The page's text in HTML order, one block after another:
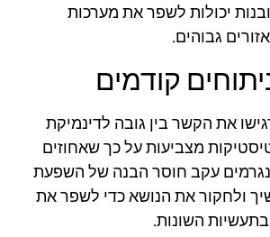
יכולות לשפר את מערכות
גבוהים.
קודמים
את הקשר בין גובה לדינמיקת
מצביעות על כך שאחוזים
עקב חוסר הבנה של השפעת
ולחקור את הנושא כדי לשפר את
השונות.